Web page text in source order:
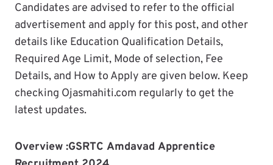
Candidates are advised to refer to the official
advertisement and apply for this post, and other
details like Education Qualification Details,
Required Age Limit, Mode of selection, Fee
Details, and How to Apply are given below. Keep
checking Ojasmahiti.com regularly to get the
latest updates.
Overview :GSRTC Amdavad Apprentice